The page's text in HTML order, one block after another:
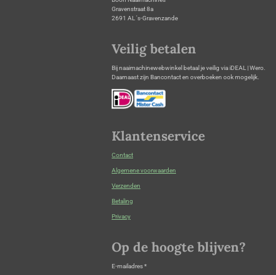
Gravenstraat 8a
2691 AL 's-Gravenzande
Veilig betalen
Bij naaimachinewebwinkel betaal je veilig via iDEAL | Wero.
Daarnaast zijn Bancontact en overboeken ook mogelijk.
Klantenservice
Contact
Algemene voorwaarden
Verzenden
Betaling
Privacy
Op de hoogte blijven?
E-mailadres *